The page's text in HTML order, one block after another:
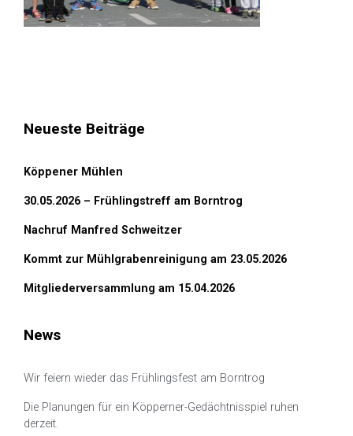
Neueste Beiträge
Köppener Mühlen
30.05.2026 – Frühlingstreff am Borntrog
Nachruf Manfred Schweitzer
Kommt zur Mühlgrabenreinigung am 23.05.2026
Mitgliederversammlung am 15.04.2026
News
Wir feiern wieder das Frühlingsfest am Borntrog
Die Planungen für ein Köpperner-Gedächtnisspiel ruhen
derzeit.